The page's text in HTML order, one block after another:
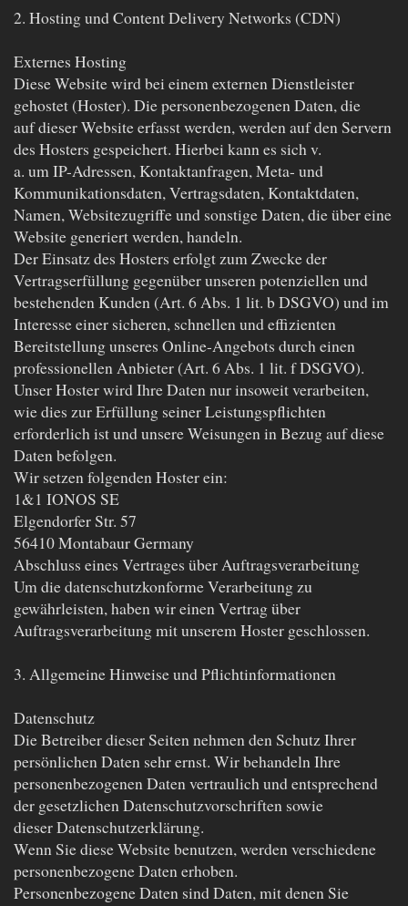
2. Hosting und Content Delivery Networks (CDN)
Externes Hosting
Diese Website wird bei einem externen Dienstleister
gehostet (Hoster). Die personenbezogenen Daten, die
auf dieser Website erfasst werden, werden auf den Servern
des Hosters gespeichert. Hierbei kann es sich v.
a. um IP-Adressen, Kontaktanfragen, Meta- und
Kommunikationsdaten, Vertragsdaten, Kontaktdaten,
Namen, Websitezugriffe und sonstige Daten, die über eine
Website generiert werden, handeln.
Der Einsatz des Hosters erfolgt zum Zwecke der
Vertragserfüllung gegenüber unseren potenziellen und
bestehenden Kunden (Art. 6 Abs. 1 lit. b DSGVO) und im
Interesse einer sicheren, schnellen und effizienten
Bereitstellung unseres Online-Angebots durch einen
professionellen Anbieter (Art. 6 Abs. 1 lit. f DSGVO).
Unser Hoster wird Ihre Daten nur insoweit verarbeiten,
wie dies zur Erfüllung seiner Leistungspflichten
erforderlich ist und unsere Weisungen in Bezug auf diese
Daten befolgen.
Wir setzen folgenden Hoster ein:
1&1 IONOS SE
Elgendorfer Str. 57
56410 Montabaur Germany
Abschluss eines Vertrages über Auftragsverarbeitung
Um die datenschutzkonforme Verarbeitung zu
gewährleisten, haben wir einen Vertrag über
Auftragsverarbeitung mit unserem Hoster geschlossen.
3. Allgemeine Hinweise und Pflichtinformationen
Datenschutz
Die Betreiber dieser Seiten nehmen den Schutz Ihrer
persönlichen Daten sehr ernst. Wir behandeln Ihre
personenbezogenen Daten vertraulich und entsprechend
der gesetzlichen Datenschutzvorschriften sowie
dieser Datenschutzerklärung.
Wenn Sie diese Website benutzen, werden verschiedene
personenbezogene Daten erhoben.
Personenbezogene Daten sind Daten, mit denen Sie